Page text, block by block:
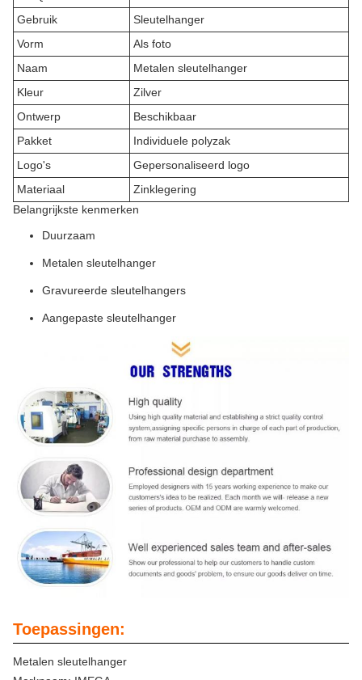
Gebruik
Sleutelhanger
Vorm
Als foto
Naam
Metalen sleutelhanger
Kleur
Zilver
Ontwerp
Beschikbaar
Pakket
Individuele polyzak
Logo's
Gepersonaliseerd logo
Materiaal
Zinklegering
Belangrijkste kenmerken
Duurzaam
Metalen sleutelhanger
Gravureerde sleutelhangers
Aangepaste sleutelhanger
Toepassingen:
Metalen sleutelhanger